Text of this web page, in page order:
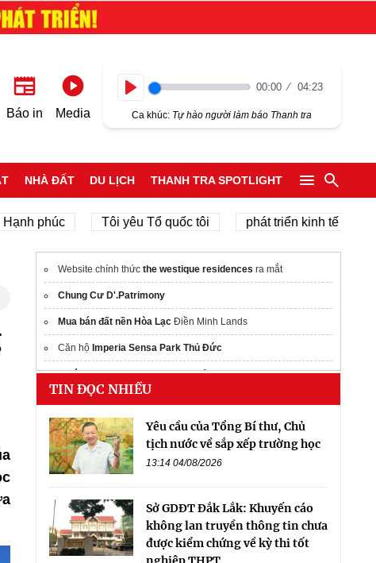
Báo in Media
00:00 04:23
Ca khúc: Tự hào người làm báo Thanh tra
NHÀ ĐẤT DU LỊCH THANH TRA SPOTLIGHT
phúc Tôi yêu Tổ quốc tôi phát triển kinh tế tư nhân
Website chính thức the westique residences ra mắt
Chung Cư D'.Patrimony
Mua bán đất nền Hòa LạcĐiền Minh Lands
Căn hộ Imperia Sensa Park Thủ Đức
dự án bcons central parkTam hiệp
TIN ĐỌC NHIỀU
Yêu cầu của Tổng Bí thư, Chủ
tịch nước về sắp xếp trường học
13:14 04/08/2026
Sở GDĐT Đắk Lắk: Khuyến cáo
không lan truyền thông tin chưa
được kiểm chứng về kỳ thi tốt